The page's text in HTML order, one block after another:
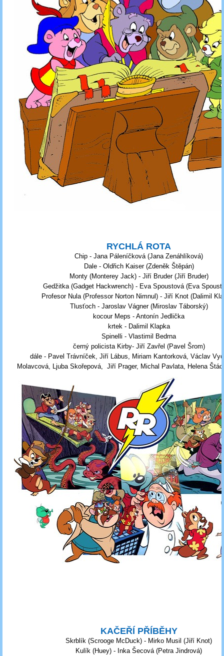
RYCHLÁ ROTA
Chip - Jana Páleníčková (Jana Zenáhlíková)
Dale - Oldřich Kaiser (Zdeněk Štěpán)
Monty (Monterey Jack) - Jiří Bruder (Jiří Bruder)
Gedžitka (Gadget Hackwrench) - Eva Spoustová (Eva
Profesor Nula (Professor Norton Nimnul) - Jiří Knot (Dalimil
Tlusťoch - Jaroslav Vágner (Miroslav Táborský)
kocour Meps - Antonín Jedlička
krtek - Dalimil Klapka
Spinelli - Vlastimil Bedrna
černý policista Kirby- Jiří Zavřel (Pavel Šrom)
dále - Pavel Trávníček, Jiří Lábus, Miriam Kantorková, Václav
Molavcová, Ljuba Skořepová, Jiří Prager, Michal Pavlata, Helena
KAČEŘÍ PŘÍBĚHY
Skrblík (Scrooge McDuck) - Mirko Musil (Jiří Knot)
Kulík (Huey) - Inka Šecová (Petra Jindrová)